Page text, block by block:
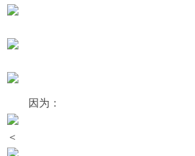
因为：
＜